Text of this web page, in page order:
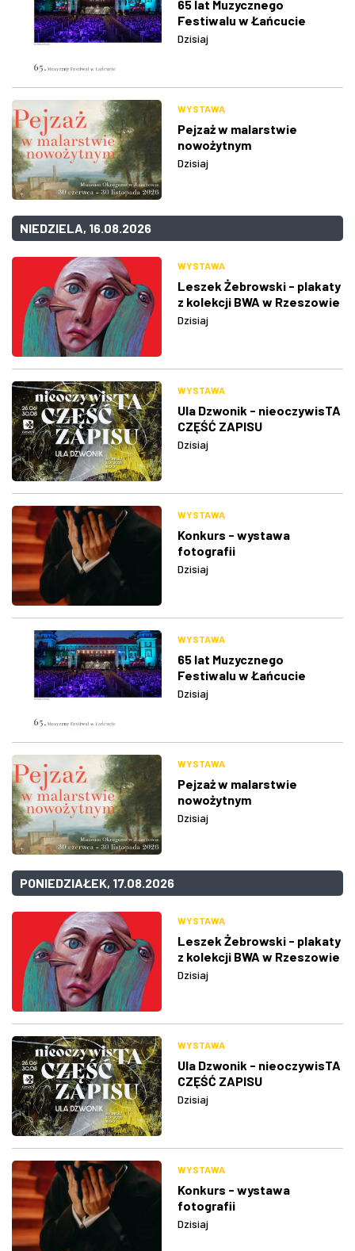
65 lat Muzycznego
Festiwalu w Łańcucie
Dzisiaj
WYSTAWA
Pejzaż w malarstwie
nowożytnym
Dzisiaj
NIEDZIELA, 16.08.2026
WYSTAWA
Leszek Żebrowski - plakaty
z kolekcji BWA w Rzeszowie
Dzisiaj
WYSTAWA
Ula Dzwonik - nieoczywisTA
CZĘŚĆ ZAPISU
Dzisiaj
WYSTAWA
Konkurs - wystawa
fotografii
Dzisiaj
WYSTAWA
65 lat Muzycznego
Festiwalu w Łańcucie
Dzisiaj
WYSTAWA
Pejzaż w malarstwie
nowożytnym
Dzisiaj
PONIEDZIAŁEK, 17.08.2026
WYSTAWA
Leszek Żebrowski - plakaty
z kolekcji BWA w Rzeszowie
Dzisiaj
WYSTAWA
Ula Dzwonik - nieoczywisTA
CZĘŚĆ ZAPISU
Dzisiaj
WYSTAWA
Konkurs - wystawa
fotografii
Dzisiaj